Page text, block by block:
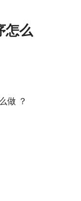
怎么
做 ？